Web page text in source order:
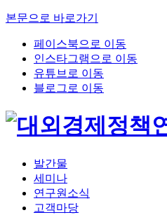
본문으로 바로가기
페이스북으로 이동
인스타그램으로 이동
유튜브로 이동
블로그로 이동
발간물
세미나
연구원소식
고객마당